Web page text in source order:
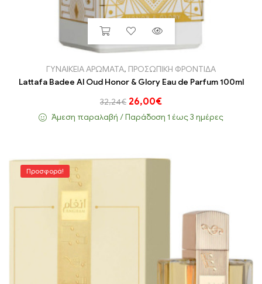
ΓΥΝΑΙΚΕΙΑ ΑΡΩΜΑΤΑ, ΠΡΟΣΩΠΙΚΗ ΦΡΟΝΤΙΔΑ
Lattafa Badee Al Oud Honor & Glory Eau de Parfum 100ml
32,24€ 26,00€
Άμεση παραλαβή / Παράδoση 1 έως 3 ημέρες
Προσφορά!